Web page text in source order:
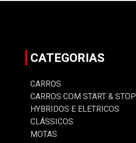
CATEGORIAS
CARROS
CARROS COM START & STOP
HYBRIDOS E ELETRICOS
CLÁSSICOS
MOTAS